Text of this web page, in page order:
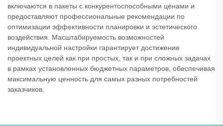
включаются в пакеты с конкурентоспособными ценами и
предоставляют профессиональные рекомендации по
оптимизации эффективности планировки и эстетического
воздействия. Масштабируемость возможностей
индивидуальной настройки гарантирует достижение
проектных целей как при простых, так и при сложных задачах
в рамках установленных бюджетных параметров, обеспечивая
максимальную ценность для самых разных потребностей
заказчиков.